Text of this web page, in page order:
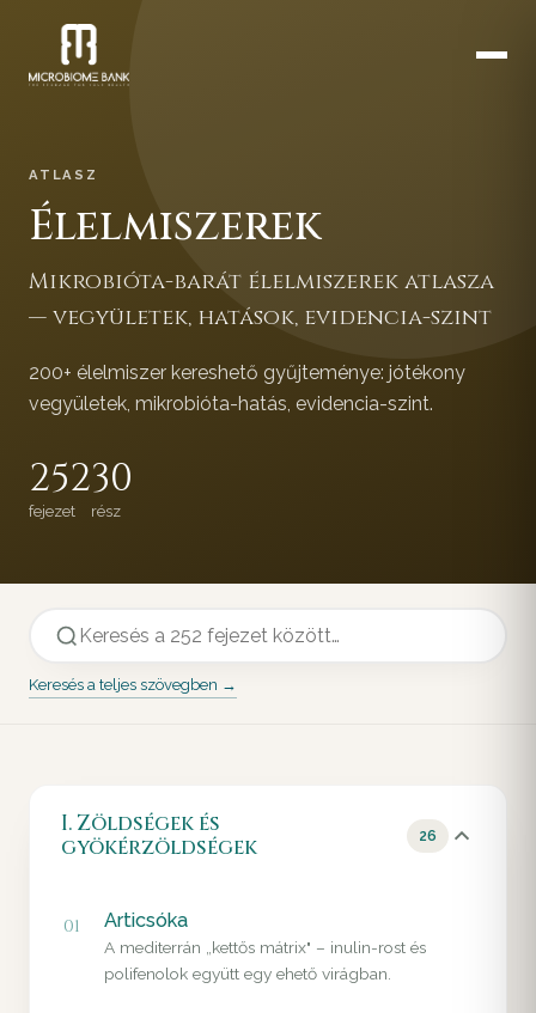
ATLASZ
Élelmiszerek
Mikrobióta-barát élelmiszerek atlasza
— vegyületek, hatások, evidencia-szint
200+ élelmiszer kereshető gyűjteménye: jótékony
vegyületek, mikrobióta-hatás, evidencia-szint.
252
fejezet
30
rész
Keresés a teljes szövegben →
I. Zöldségek és
gyökérzöldségek
26
01 Articsóka
A mediterrán „kettős mátrix" – inulin-rost és
polifenolok együtt egy ehető virágban.